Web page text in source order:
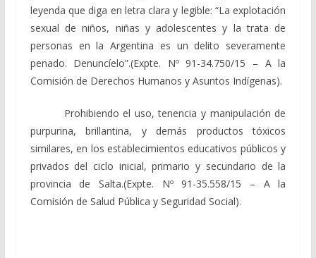
leyenda que diga en letra clara y legible: “La explotación
sexual de niños, niñas y adolescentes y la trata de
personas en la Argentina es un delito severamente
penado. Denuncíelo”.(Expte. Nº 91-34.750/15 – A la
Comisión de Derechos Humanos y Asuntos Indígenas).
Prohibiendo el uso, tenencia y manipulación de
purpurina, brillantina, y demás productos tóxicos
similares, en los establecimientos educativos públicos y
privados del ciclo inicial, primario y secundario de la
provincia de Salta.(Expte. Nº 91-35.558/15 – A la
Comisión de Salud Pública y Seguridad Social).